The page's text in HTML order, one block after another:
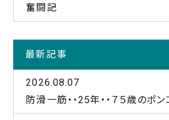
奮闘記
最新記事
2026.08.07
防滑一筋・・25年・・７５歳のポン